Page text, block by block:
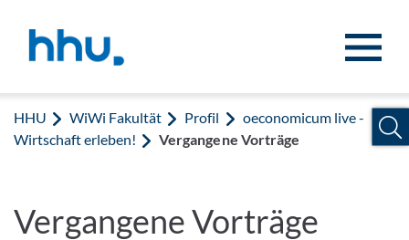
HHU WiWi Fakultät Profil
oeconomicum live -
Wirtschaft erleben!
Vergangene Vorträge
Vergangene Vorträge